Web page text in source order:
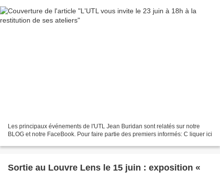
Les principaux événements de l'UTL Jean Buridan sont relatés sur notre
BLOG et notre FaceBook. Pour faire partie des premiers informés: C liquer ici
Sortie au Louvre Lens le 15 juin : exposition «